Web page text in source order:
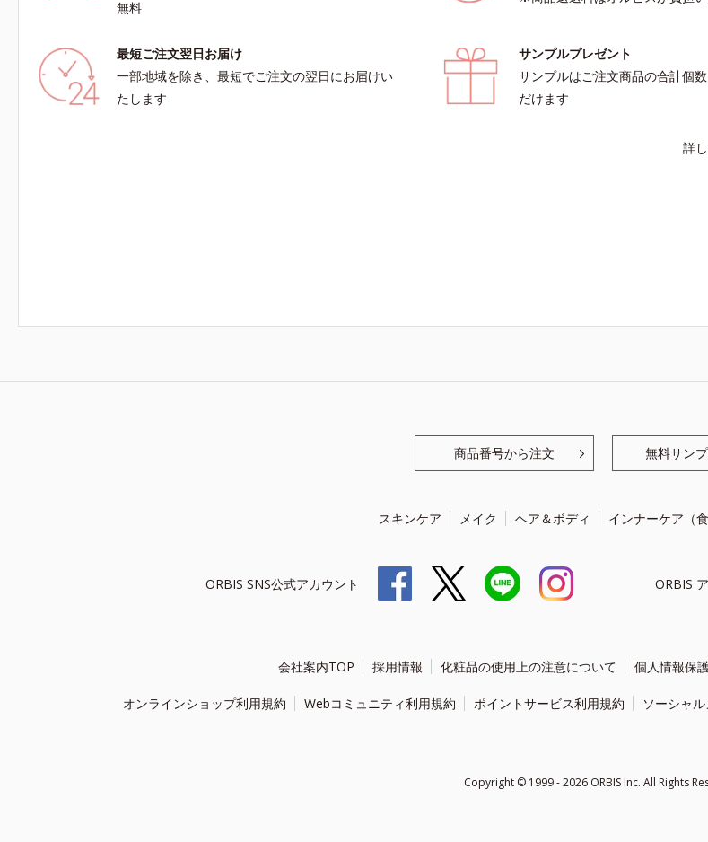
無料
最短ご注文翌日お届け
一部地域を除き、最短でご注文の翌日にお届けい
たします
サンプルプレゼント
サンプルはご注文商品の合計個
だけます
詳
商品番号から注文 無料サン
スキンケア メイク ヘア＆ボディ インナーケア（食
ORBIS SNS公式アカウント ORBIS
会社案内TOP 採用情報 化粧品の使用上の注意について 個人情報保
オンラインショップ利用規約 Webコミュニティ利用規約 ポイントサービス利用規約 ソーシャ
Copyright © 1999 - 2026 ORBIS Inc. All Rights